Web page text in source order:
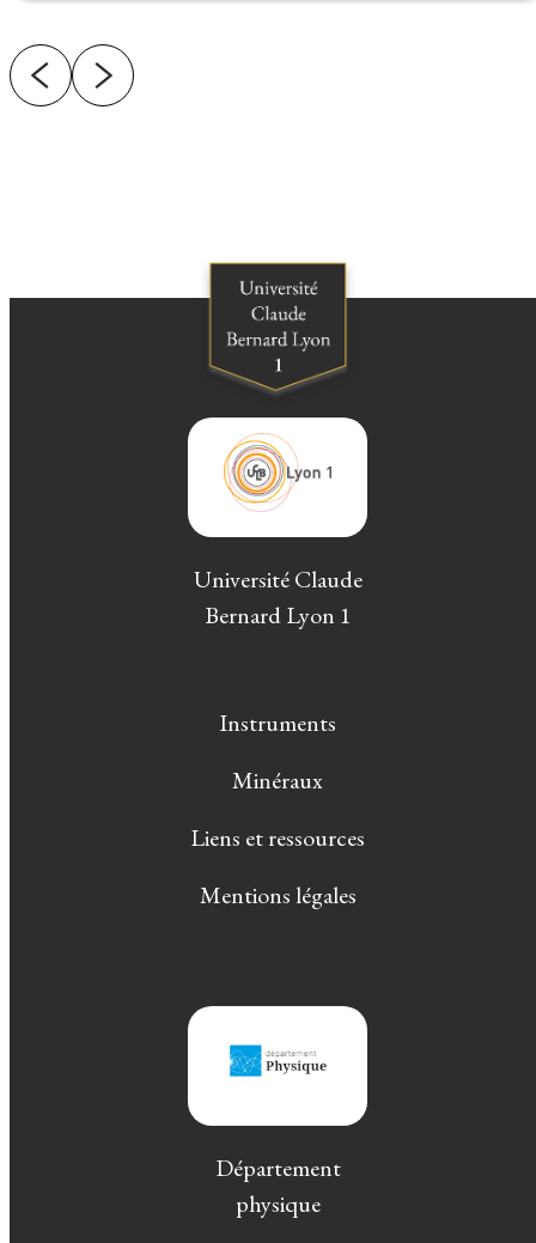
Université Claude
Bernard Lyon 1
Instruments
Minéraux
Liens et ressources
Mentions légales
Département
physique